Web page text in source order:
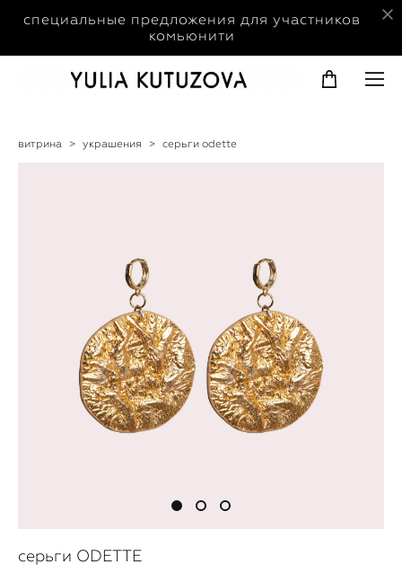
специальные предложения для участников
комьюнити
витрина > украшения > серьги odette
серьги ODETTE